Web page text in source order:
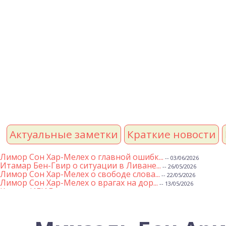
Актуальные заметки Краткие новости
Лимор Сон Хар-Мелех о главной ошибк... -- 03/06/2026
Итамар Бен-Гвир о ситуации в Ливане... -- 26/05/2026
Лимор Сон Хар-Мелех о свободе слова... -- 22/05/2026
Лимор Сон Хар-Мелех о врагах на дор... -- 13/05/2026
Клятва ИГИЛ